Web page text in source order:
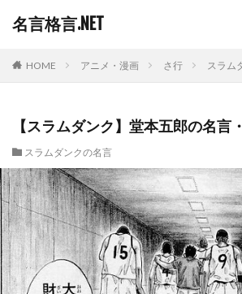
名言格言.NET
HOME アニメ・漫画 さ行 スラム
【スラムダンク】堂本五郎の名言
スラムダンクの名言